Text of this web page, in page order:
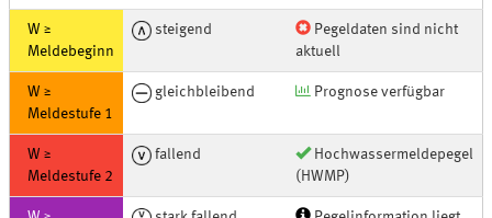
W ≥
Meldebeginn
steigend
Pegeldaten sind nicht
aktuell
W ≥
Meldestufe 1
gleichbleibend Prognose verfügbar
W ≥
Meldestufe 2
fallend
Hochwassermeldepegel
(HWMP)